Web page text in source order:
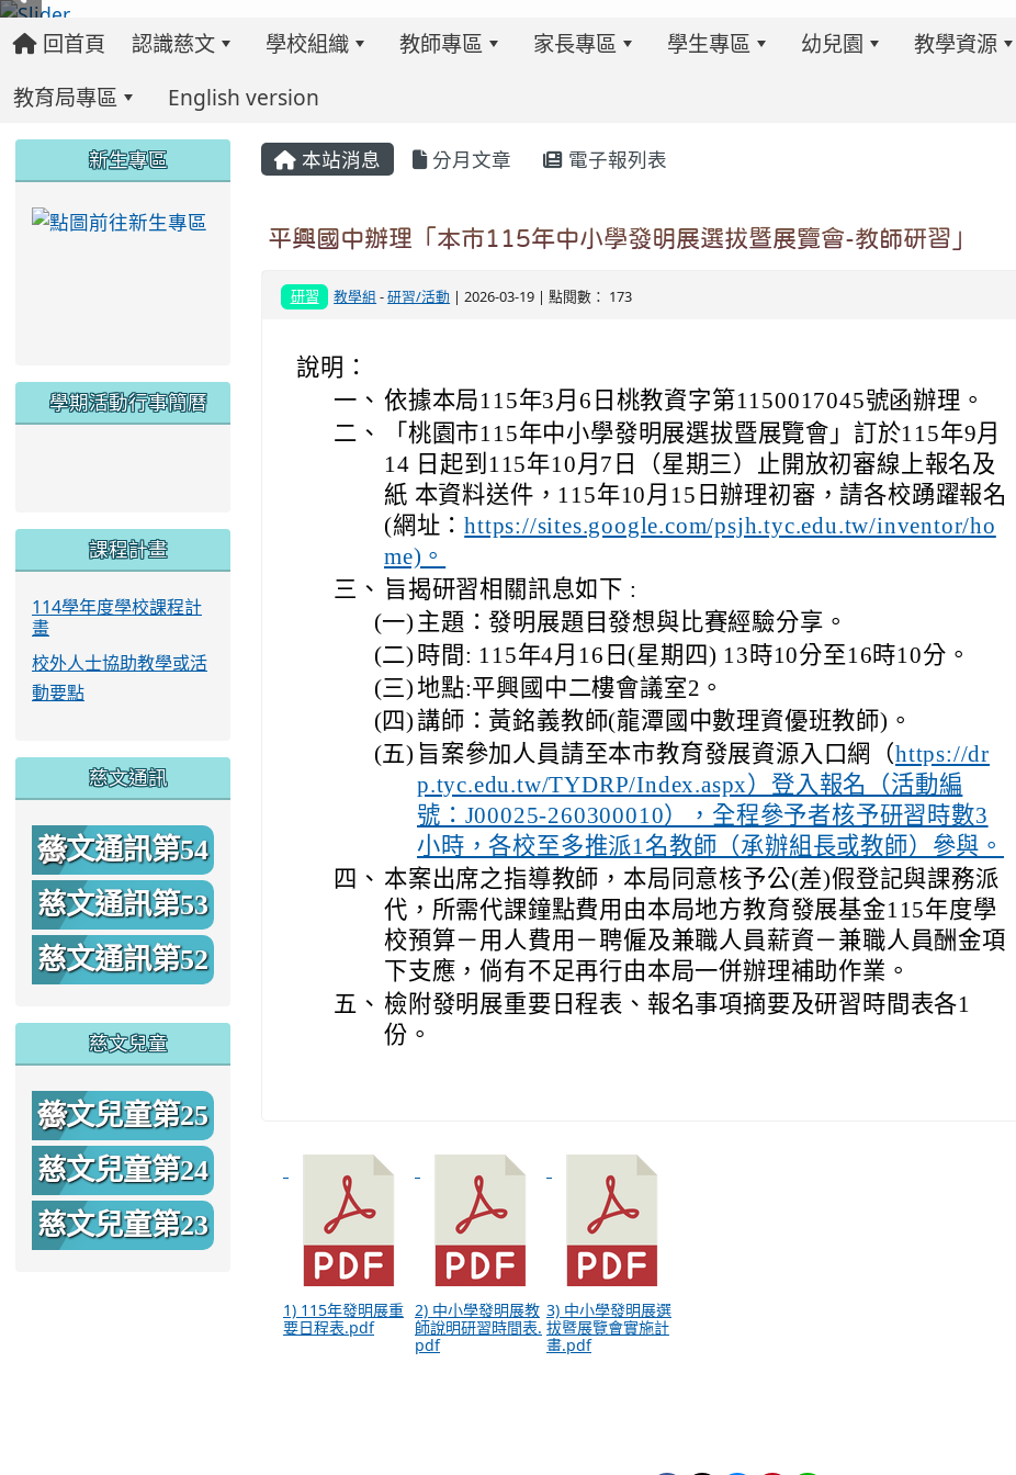
回首頁 認識慈文 學校組織 教師專區 家長專區 學生專區 幼兒園 教學資源
教育局專區
English version
本站消息 分月文章 電子報列表
平興國中辦理「本市115年中小學發明展選拔暨展覽會-教師研習」
研習 教學組 -研習/活動 | 2026-03-19 | 點閱數： 173
說明：
一、 依據本局115年3月6日桃教資字第1150017045號函辦理。
二、
「桃園市115年中小學發明展選拔暨展覽會」訂於115年9月
14 日起到115年10月7日（星期三）止開放初審線上報名及
紙 本資料送件，115年10月15日辦理初審，請各校踴躍報名
(網址：https://sites.google.com/psjh.tyc.edu.tw/inventor/ho
me)。
三、 旨揭研習相關訊息如下 :
(一) 主題：發明展題目發想與比賽經驗分享。
(二) 時間: 115年4月16日(星期四) 13時10分至16時10分。
(三)地點:平興國中二樓會議室2。
(四)講師：黃銘義教師(龍潭國中數理資優班教師)。
(五) 旨案參加人員請至本市教育發展資源入口網（https://dr
p.tyc.edu.tw/TYDRP/Index.aspx）登入報名（活動編
號：J00025-260300010），全程參予者核予研習時數3
小時，各校至多推派1名教師（承辦組長或教師）參與。
四、 本案出席之指導教師，本局同意核予公(差)假登記與課務派
代，所需代課鐘點費用由本局地方教育發展基金115年度學
校預算－用人費用－聘僱及兼職人員薪資－兼職人員酬金項
下支應，倘有不足再行由本局一併辦理補助作業。
五、 檢附發明展重要日程表、報名事項摘要及研習時間表各1
份。
1) 115年發明展重
要日程表.pdf
2) 中小學發明展教
師說明研習時間表.
pdf
3) 中小學發明展選
拔暨展覽會實施計
畫.pdf
新生專區
link to https://www.twes.tyc.edu.tw/modules/tadnews/index.php?ncsn=6
學期活動行事簡曆
link to https://www.twes.tyc.edu.tw/uploads/tad_blocks/image/113-
link to https://www.twes.tyc.edu.tw/uploads/tad_blocks/image/114-
課程計畫
114學年度學校課程計
畫
校外人士協助教學或活
動要點
慈文通訊
慈文通訊第54
期
慈文通訊第53
期
慈文通訊第52
慈文兒童
慈文兒童第25
期
慈文兒童第24
期
慈文兒童第23